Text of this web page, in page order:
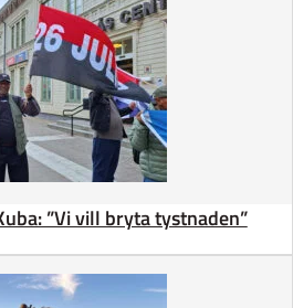
”Vi vill bryta tystnaden”